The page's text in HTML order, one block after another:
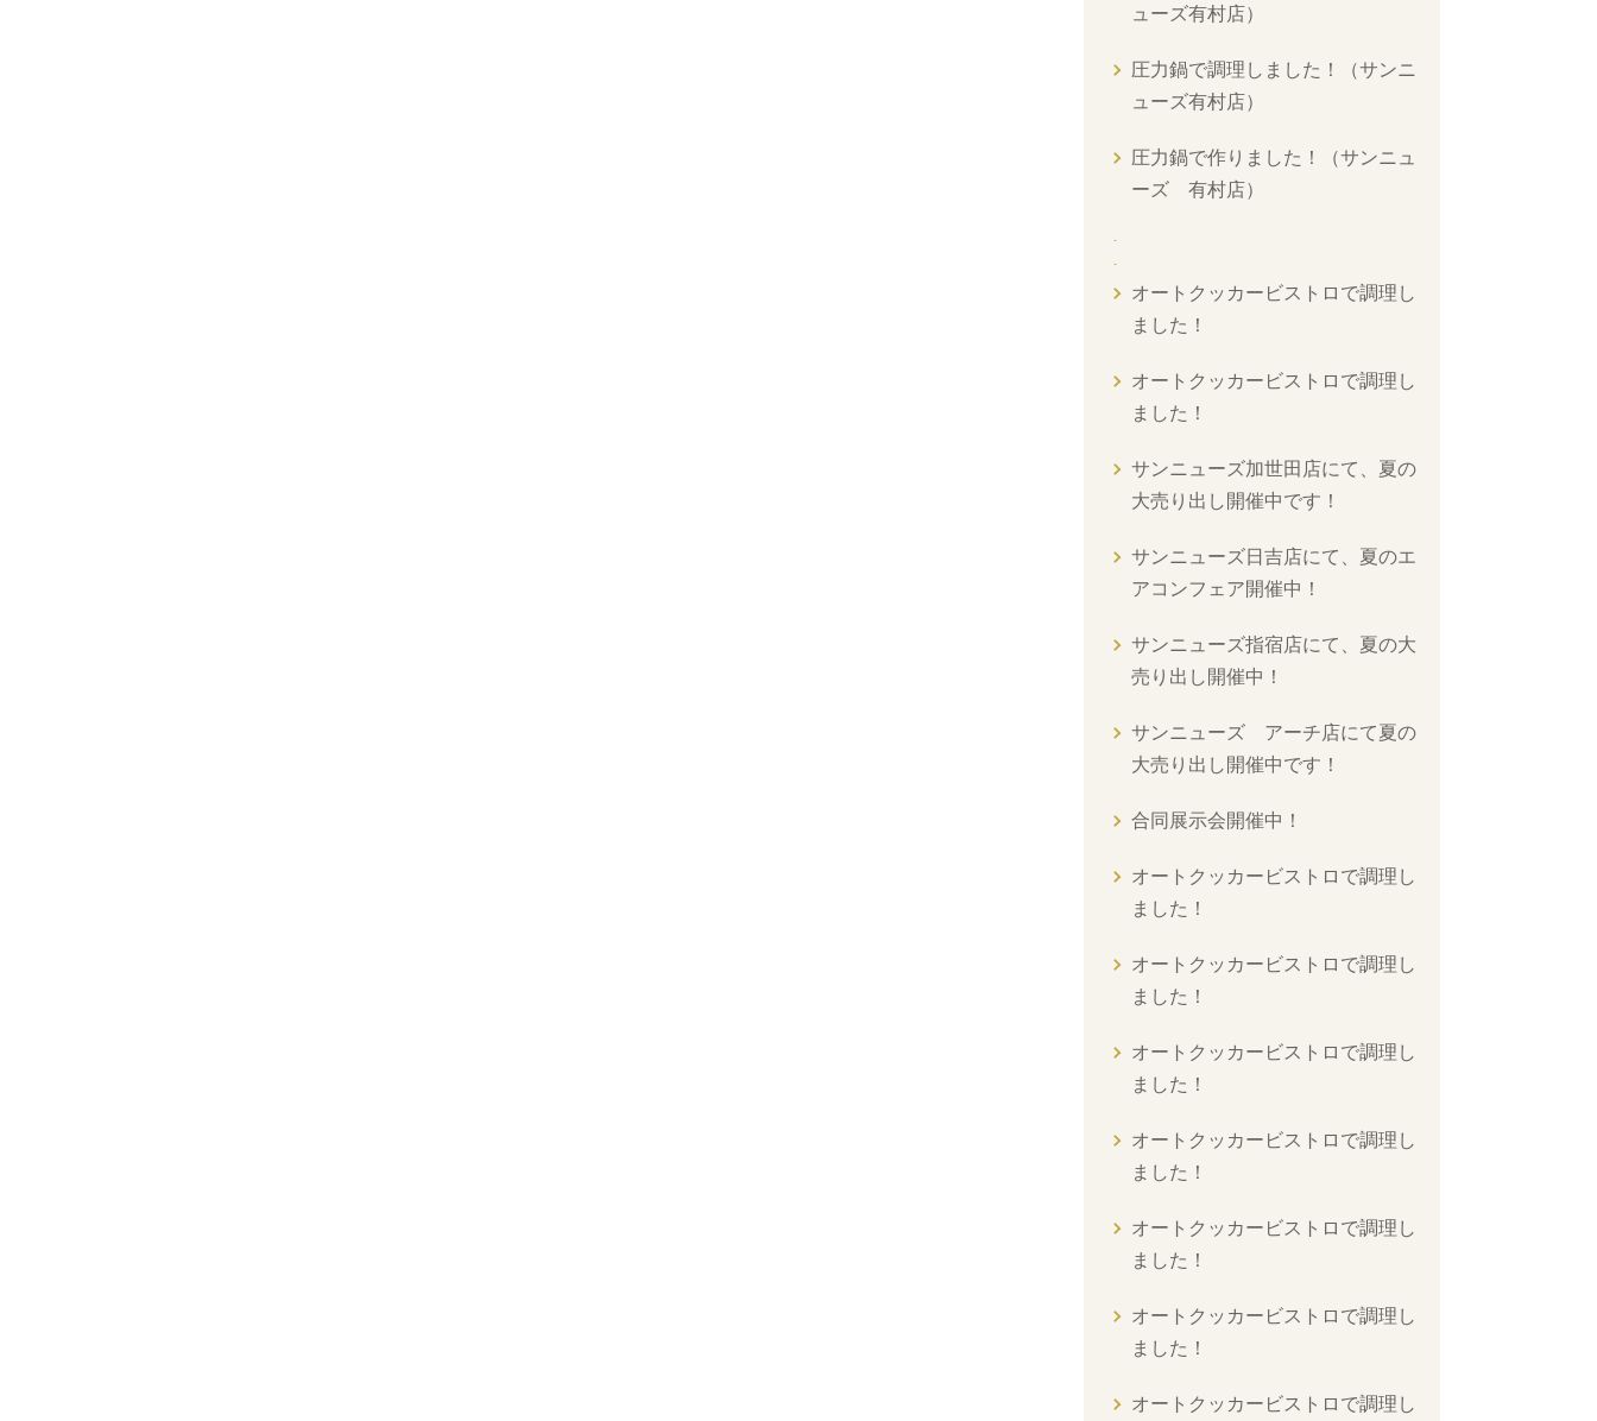
ューズ有村店）
圧力鍋で調理しました！（サンニ
ューズ有村店）
圧力鍋で作りました！（サンニュ
ーズ 有村店）
オートクッカービストロで調理し
ました！
オートクッカービストロで調理し
ました！
サンニューズ加世田店にて、夏の
大売り出し開催中です！
サンニューズ日吉店にて、夏のエ
アコンフェア開催中！
サンニューズ指宿店にて、夏の大
売り出し開催中！
サンニューズ アーチ店にて夏の
大売り出し開催中です！
合同展示会開催中！
オートクッカービストロで調理し
ました！
オートクッカービストロで調理し
ました！
オートクッカービストロで調理し
ました！
オートクッカービストロで調理し
ました！
オートクッカービストロで調理し
ました！
オートクッカービストロで調理し
ました！
オートクッカービストロで調理し